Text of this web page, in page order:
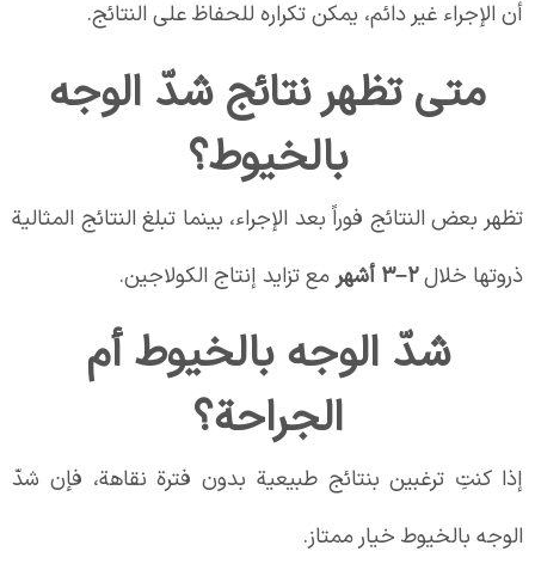
أن الإجراء غير دائم، يمكن تكراره للحفاظ على النتائج.
متى تظهر نتائج شدّ الوجه
بالخيوط؟
تظهر بعض النتائج فوراً بعد الإجراء، بينما تبلغ النتائج المثالية
ذروتها خلال2–3 أشهر مع تزايد إنتاج الكولاجين.
شدّ الوجه بالخيوط أم
الجراحة؟
إذا كنتِ ترغبين بنتائج طبيعية بدون فترة نقاهة، فإن شدّ
الوجه بالخيوط خيار ممتاز.